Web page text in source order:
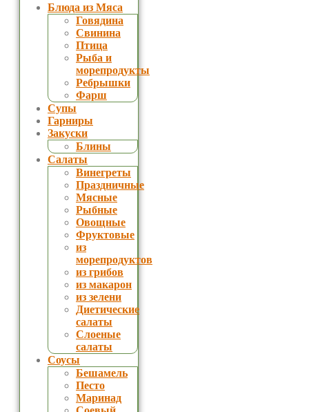
Блюда из Мяса
Говядина
Свинина
Птица
Рыба и
морепродукты
Ребрышки
Фарш
Супы
Гарниры
Закуски
Блины
Салаты
Винегреты
Праздничные
Мясные
Рыбные
Овощные
Фруктовые
из
морепродуктов
из грибов
из макарон
из зелени
Диетические
салаты
Слоеные
салаты
Соусы
Бешамель
Песто
Маринад